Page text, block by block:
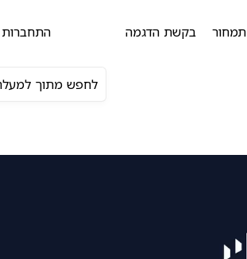
תמחור בקשת הדגמה התחברות